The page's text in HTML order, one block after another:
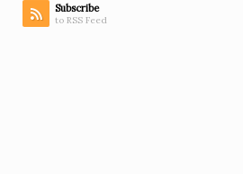
Subscribe
to RSS Feed